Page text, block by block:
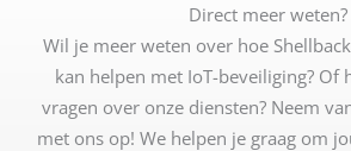
Direct meer weten?
Wil je meer weten over hoe
kan helpen met IoT-beveiliging? Of
vragen over onze diensten? Neem
met ons op! We helpen je graag om